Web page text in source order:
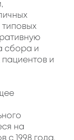
типовых
сбора и
и
на
с 1998 года.